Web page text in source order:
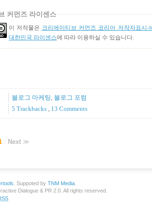
커먼즈 라이센스
이 저작물은 크리에이티브 커먼즈 코리아 저작자표시-
대한민국 라이센스에 따라 이용하실 수 있습니다.
블로그 마케팅 , 블로그 포럼
5 Trackbacks , 13 Comments
: Next ≫
. Suppoted by TNM Media
Dialogue & PR 2.0. All rights reserved.